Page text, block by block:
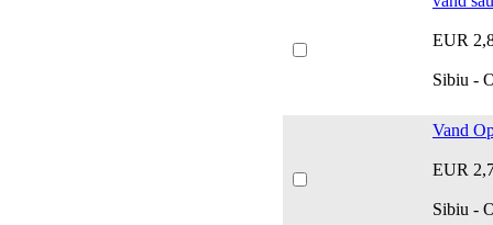
EUR
Sibiu -
Vand
EUR
Sibiu -